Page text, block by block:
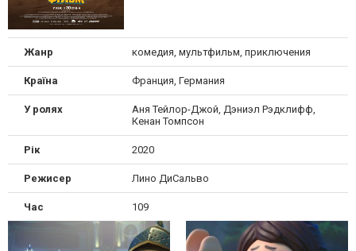
Жанр комедия, мультфильм, приключения
Країна Франция, Германия
У ролях
Аня Тейлор-Джой, Дэниэл Рэдклифф,
Кенан Томпсон
Рік 2020
Режисер Лино ДиСальво
Час 109